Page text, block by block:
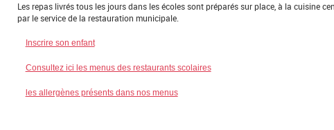
Les repas livrés tous les jours dans les écoles sont préparés sur place, à la cuisine
par le service de la restauration municipale.
Inscrire son enfant
Consultez ici les menus des restaurants scolaires
les allergènes présents dans nos menus